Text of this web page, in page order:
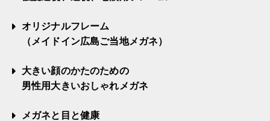
オリジナルフレーム
（メイドイン広島ご当地メガネ）
大きい顔のかたのための
男性用大きいおしゃれメガネ
メガネと目と健康